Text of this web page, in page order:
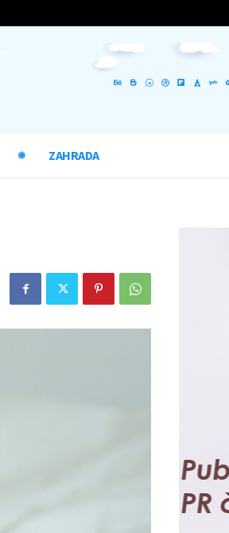
ZAHRADA